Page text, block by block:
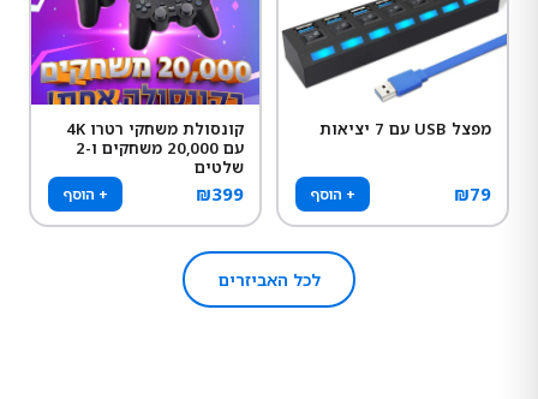
מפצל USB עם 7 יציאות
₪79 + הוסף
קונסולת משחקי רטרו 4K
עם 20,000 משחקים ו-2
שלטים
₪399 + הוסף
לכל האביזרים